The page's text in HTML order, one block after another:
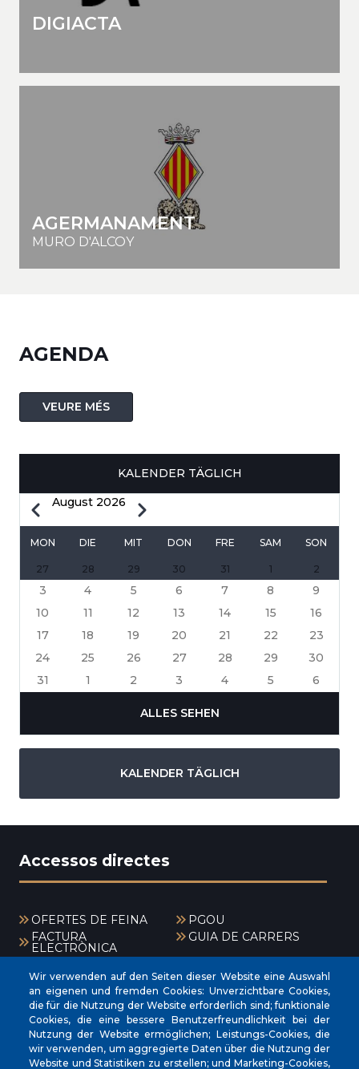
DIGIACTA
AGERMANAMENT
MURO D'ALCOY
AGENDA
VEURE MÉS
KALENDER TÄGLICH
SEITENNUMMERIERUNG
ZurückAugust 2026 Weiter
MON DIE MIT DON FRE SAM SON
27 28 29 30 31 1 2
3 4 5 6 7 8
9
10
11 12 13 14 15
16
17
18 19 20 21 22
23
24
25 26 27 28 29
30
31
1 2 3 4 5 6
ALLES SEHEN
KALENDER TÄGLICH
Accessos directes
OFERTES DE FEINA
PGOU
FACTURA
ELECTRÒNICA
GUIA DE CARRERS
BÚSTIA DENÚNCIES
ANTIFRAU
CANAL DE DENÚNCIES
Menú
Wir verwenden auf den Seiten dieser Website eine Auswahl
an eigenen und fremden Cookies: Unverzichtbare Cookies,
die für die Nutzung der Website erforderlich sind; funktionale
Cookies, die eine bessere Benutzerfreundlichkeit bei der
Nutzung der Website ermöglichen; Leistungs-Cookies, die
wir verwenden, um aggregierte Daten über die Nutzung der
Website und Statistiken zu erstellen; und Marketing-Cookies,